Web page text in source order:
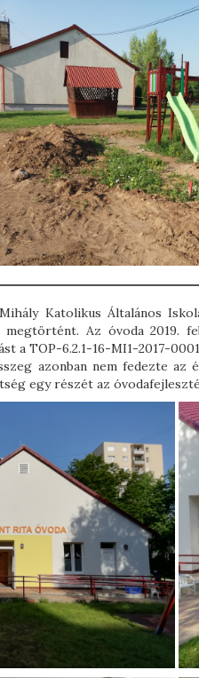
Katolikus Általános
megtörtént. Az óvoda
a TOP-6.2.1-16-MI1-2017-
azonban nem fedezte
egy részét az